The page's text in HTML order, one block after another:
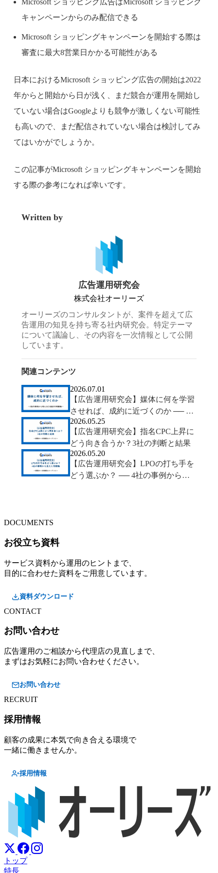
Microsoft ショッピング広告はMicrosoft ショッピング
キャンペーンからのみ配信できる
Microsoft ショッピングキャンペーンを開始する際は
審査に最大8営業日かかる可能性がある
日本におけるMicrosoft ショッピング広告の開始は2022
年からと開始から日が浅く、まだ競合が運用を開始し
ていない場合はGoogleよりも競争が激しくない可能性
も高いので、まだ配信されていない場合は検討してみ
てはいかがでしょうか。
この記事がMicrosoft ショッピングキャンペーンを開始
する際の参考になれば幸いです。
Written by
広告運用研究会
株式会社オーリーズ
オーリーズのコンサルタントが、案件を超えて広
告運用の知見を持ち寄る社内研究会。特定テーマ
について議論し、その内容を一次情報として公開
しています。
関連コンテンツ
2026.07.01
【広告運用研究会】媒体に何を学習
させれば、成約に近づくのか ── 2
社の事例から考えるCV設計の判断
軸
2026.05.25
【広告運用研究会】指名CPC上昇に
どう向き合うか？3社の判断と結果
2026.05.20
【広告運用研究会】LPOの打ち手を
どう選ぶか？ ── 4社の事例から見
DOCUMENTS
お役立ち資料
サービス資料から運用のヒントまで、
目的に合わせた資料をご用意しています。
資料ダウンロード
CONTACT
お問い合わせ
広告運用のご相談から代理店の見直しまで、
まずはお気軽にお問い合わせください。
お問い合わせ
RECRUIT
採用情報
顧客の成果に本気で向き合える環境で
一緒に働きませんか。
採用情報
トップ
特長